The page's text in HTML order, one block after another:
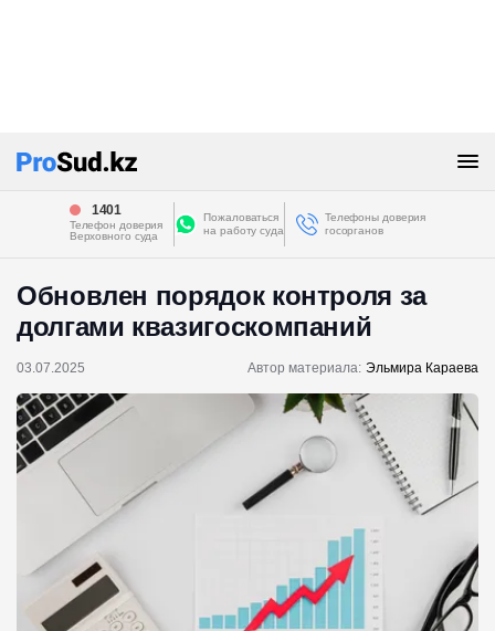
1401
Телефон доверия
Верховного суда
Пожаловаться
на работу суда
Телефоны доверия
госорганов
Обновлен порядок контроля за
долгами квазигоскомпаний
03.07.2025 Автор материала: Эльмира Караева